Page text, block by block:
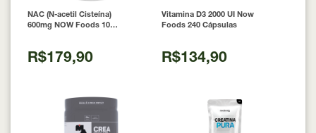
NAC (N-acetil Cisteína)
600mg NOW Foods 100
R$179,90
Vitamina D3 2000 UI Now
Foods 240 Cápsulas
R$134,90